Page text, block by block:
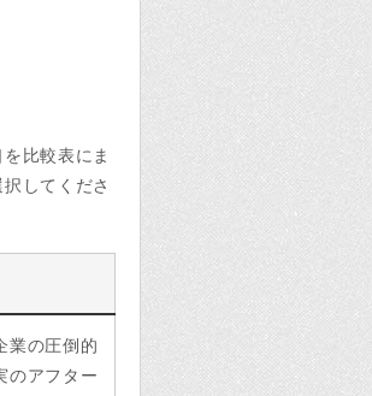
比較表にま
してくださ
業の圧倒的
のアフター